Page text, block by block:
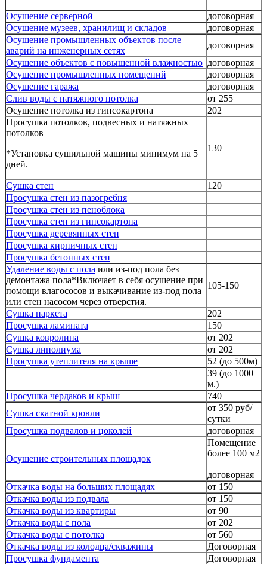
Осушение серверной
договорная
Осушение музеев, хранилищ и складов
договорная
Осушение промышленных объектов после
аварий на инженерных сетях
договорная
Осушение объектов с повышенной влажностью договорная
Осушение промышленных помещений
договорная
Осушение гаража
договорная
Слив воды с натяжного потолка
от 255
Осушение потолка из гипсокартона
202
Просушка потолков, подвесных и натяжных
потолков
*Установка сушильной машины минимум на 5
дней.
130
Сушка стен
120
Просушка стен из пазогребня
Просушка стен из пеноблока
Просушка стен из гипсокартона
Просушка деревянных стен
Просушка кирпичных стен
Просушка бетонных стен
Удаление воды с пола или из-под пола без
демонтажа пола*Включает в себя осушение при
помощи влагососов и выкачивание из-под пола
или стен насосом через отверстия.
105-150
Сушка паркета
202
Просушка ламината
150
Сушка ковролина
от 202
Сушка линолиума
от 202
Просушка утеплителя на крыше
52 (до 500м)
39 (до 1000
м.)
Просушка чердаков и крыш
740
Сушка скатной кровли
от 350 руб/
сутки
Просушка подвалов и цоколей
договорная
Осушение строительных площадок
Помещение
более 100 м2
—
договорная
Откачка воды на больших площадях
от 150
Откачка воды из подвала
от 150
Откачка воды из квартиры
от 90
Откачка воды с пола
от 202
Откачка воды с потолка
от 560
Откачка воды из колодца/скважины
Договорная
Просушка фундамента
Договорная